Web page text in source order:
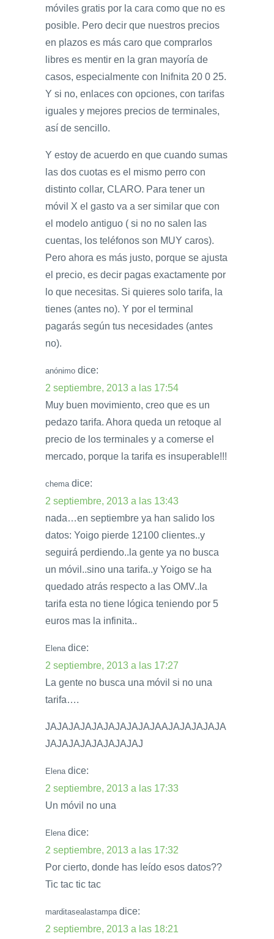
móviles gratis por la cara como que no es
posible. Pero decir que nuestros precios
en plazos es más caro que comprarlos
libres es mentir en la gran mayoría de
casos, especialmente con Inifnita 20 0 25.
Y si no, enlaces con opciones, con tarifas
iguales y mejores precios de terminales,
así de sencillo.
Y estoy de acuerdo en que cuando sumas
las dos cuotas es el mismo perro con
distinto collar, CLARO. Para tener un
móvil X el gasto va a ser similar que con
el modelo antiguo ( si no no salen las
cuentas, los teléfonos son MUY caros).
Pero ahora es más justo, porque se ajusta
el precio, es decir pagas exactamente por
lo que necesitas. Si quieres solo tarifa, la
tienes (antes no). Y por el terminal
pagarás según tus necesidades (antes
no).
anónimo dice:
2 septiembre, 2013 a las 17:54
Muy buen movimiento, creo que es un
pedazo tarifa. Ahora queda un retoque al
precio de los terminales y a comerse el
mercado, porque la tarifa es insuperable!!!
chema dice:
2 septiembre, 2013 a las 13:43
nada…en septiembre ya han salido los
datos: Yoigo pierde 12100 clientes..y
seguirá perdiendo..la gente ya no busca
un móvil..sino una tarifa..y Yoigo se ha
quedado atrás respecto a las OMV..la
tarifa esta no tiene lógica teniendo por 5
euros mas la infinita..
Elena dice:
2 septiembre, 2013 a las 17:27
La gente no busca una móvil si no una
tarifa….
JAJAJAJAJAJAJAJAJAJAAJAJAJAJAJA
JAJAJAJAJAJAJAJAJ
Elena dice:
2 septiembre, 2013 a las 17:33
Un móvil no una
Elena dice:
2 septiembre, 2013 a las 17:32
Por cierto, donde has leído esos datos??
Tic tac tic tac
marditasealastampa dice:
2 septiembre, 2013 a las 18:21